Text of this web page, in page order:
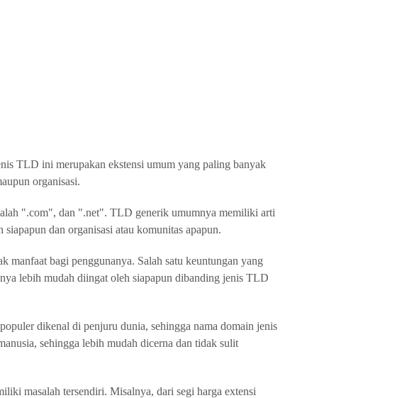
TLD ini merupakan ekstensi umum yang paling banyak
organisasi.
".com", dan ".net". TLD generik umumnya memiliki arti
dan organisasi atau komunitas apapun.
manfaat bagi penggunanya. Salah satu keuntungan yang
lebih mudah diingat oleh siapapun dibanding jenis TLD
dikenal di penjuru dunia, sehingga nama domain jenis
sehingga lebih mudah dicerna dan tidak sulit
masalah tersendiri. Misalnya, dari segi harga extensi